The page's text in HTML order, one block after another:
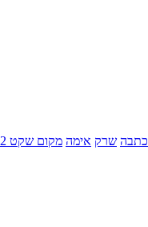
כתבה שרק אימה מקום שקט 2